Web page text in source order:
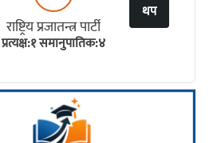
राष्ट्रिय प्रजातन्त्र पार्टी
प्रत्यक्ष:१ समानुपातिक:४
थप